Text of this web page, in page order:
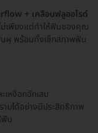
+ เคลือบฟลูออไรด์
ม่เพียงแต่ทำให้ฟันของคุณ
นผุ พร้อมทั้งเช็กสภาพฟัน
หงือกอักเสบ
บได้อย่างมีประสิทธิภาพ
ฟัน